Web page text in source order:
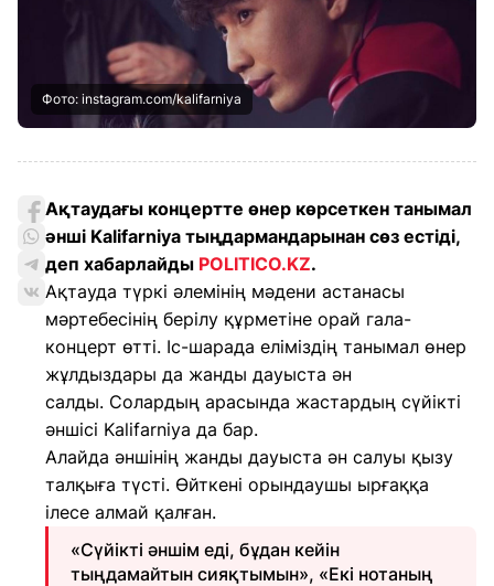
Фото: instagram.com/kalifarniya
Ақтаудағы концертте өнер көрсеткен танымал
әнші Kalifarniya тыңдармандарынан сөз естіді,
деп хабарлайды POLITICO.KZ.
Ақтауда түркі әлемінің мәдени астанасы
мәртебесінің берілу құрметіне орай гала-
концерт өтті. Іс-шарада еліміздің танымал өнер
жұлдыздары да жанды дауыста ән
салды. Солардың арасында жастардың сүйікті
әншісі Kalifarniya да бар.
Алайда әншінің жанды дауыста ән салуы қызу
талқыға түсті. Өйткені орындаушы ырғаққа
ілесе алмай қалған.
«Сүйікті әншім еді, бұдан кейін
тыңдамайтын сияқтымын», «Екі нотаның